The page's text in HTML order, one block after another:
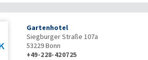
Gartenhotel
Siegburger Straße 107a
53229Bonn
+49-228-420725